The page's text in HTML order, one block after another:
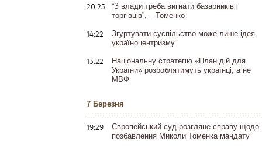
20:25
“З влади треба вигнати базарників і
торгівців”, – Томенко
14:22
Згуртувати суспільство може лише ідея
україноцентризму
13:22
Національну стратегію «План дій для
України» розроблятимуть українці, а не
МВФ
7 Березня
19:29
Європейський суд розгляне справу щодо
позбавлення Миколи Томенка мандату